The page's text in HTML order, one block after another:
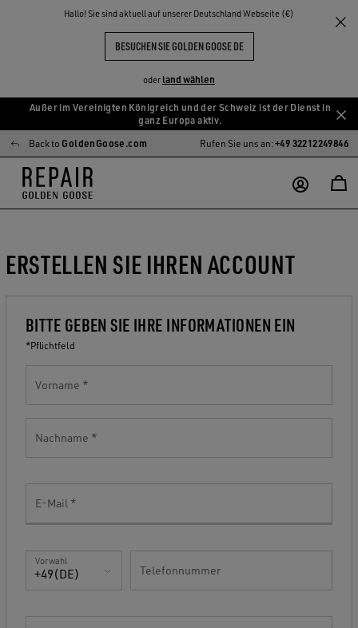
Hallo! Sie sind aktuell auf unserer Deutschland Webseite (€)
BESUCHEN SIE GOLDEN GOOSE DE
oder land wählen
Hauptinhalt
springen
Footer-
Inhalt
springen
Außer im Vereinigten Königreich und der Schweiz ist der Dienst in
ganz Europa aktiv.
Back to GoldenGoose.com Rufen Sie uns an: +49 32212249846
ERSTELLEN SIE IHREN ACCOUNT
BITTE GEBEN SIE IHRE INFORMATIONEN EIN
*Pflichtfeld
Vorname
Nachname
E-Mail
+49(DE)
Vorwahl
Telefonnummer